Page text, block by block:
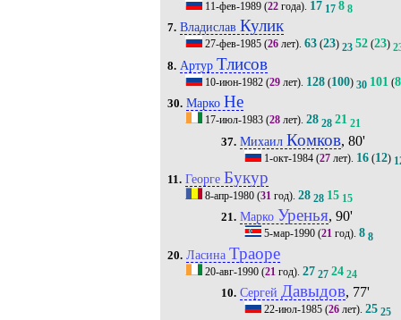
11-фев-1989(22года). 17 17 8 8
7. Владислав Кулик
27-фев-1985(26лет). 63(23) 23 52(23)
8. Артур Тлисов
10-июн-1982(29лет). 128(100) 30 101 (
30. Марко Не
17-июл-1983(28лет). 28 28 21 21
37. Михаил Комков, 80'
1-окт-1984 (27 лет). 16 (12)
11. Георге Букур
8-апр-1980(31год). 28 28 15 15
21. Марко Уренья, 90'
5-мар-1990 (21 год).8 8
20. Ласина Траоре
20-авг-1990(21 год). 27 27 24 24
10. Сергей Давыдов, 77'
22-июл-1985 (26 лет).25 25